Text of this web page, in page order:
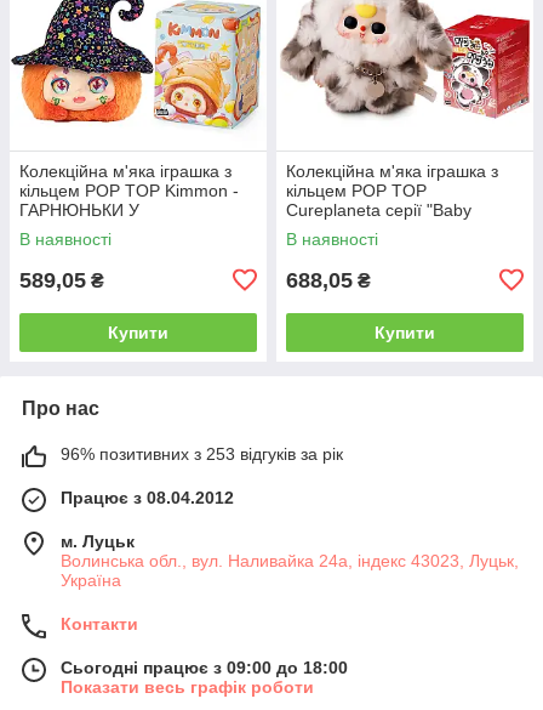
Колекційна м'яка іграшка з
кільцем POP TOP Kimmon -
ГАРНЮНЬКИ У
КАПЕЛЮШКАХ (у дисп., в ас.)
В наявності
589,05 ₴
Купити
Колекційна м'яка іграшка з
кільцем POP TOP
Cureplaneta серії "Baby
Three" - КОТИКИ ТА ПЕСИКИ
(у дисп., в ас.)
В наявності
688,05 ₴
Купити
Про нас
96% позитивних з 253 відгуків за рік
Працює з 08.04.2012
м. Луцьк
Волинська обл., вул. Наливайка 24а, індекс 43023, Луцьк,
Україна
Контакти
Сьогодні працює з 09:00 до 18:00
Показати весь графік роботи